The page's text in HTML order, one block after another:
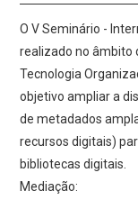
O V Seminário -
realizado no âmbito
Tecnologia
objetivo ampliar a
de metadados
recursos digitais)
bibliotecas digitais.
Mediação: